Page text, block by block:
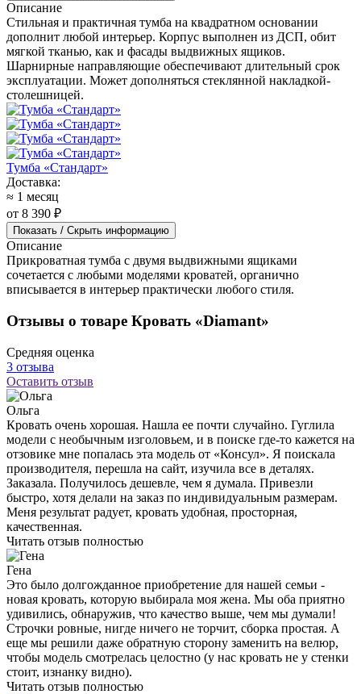
Описание
Стильная и практичная тумба на квадратном основании
дополнит любой интерьер. Корпус выполнен из ДСП, обит
мягкой тканью, как и фасады выдвижных ящиков.
Шарнирные направляющие обеспечивают длительный срок
эксплуатации. Может дополняться стеклянной накладкой-
столешницей.
Тумба «Стандарт»
Доставка:
≈ 1 месяц
от 8 390 ₽
Показать / Скрыть информацию
Описание
Прикроватная тумба с двумя выдвижными ящиками
сочетается с любыми моделями кроватей, органично
вписывается в интерьер практически любого стиля.
Отзывы о товаре Кровать «Diamant»
Средняя оценка
3 отзыва
Оставить отзыв
Ольга
Кровать очень хорошая. Нашла ее почти случайно. Гуглила
модели с необычным изголовьем, и в поиске где-то кажется на
отзовике мне попалась эта модель от «Консул». Я поискала
производителя, перешла на сайт, изучила все в деталях.
Заказала. Получилось дешевле, чем я думала. Привезли
быстро, хотя делали на заказ по индивидуальным размерам.
Меня результат радует, кровать удобная, просторная,
качественная.
Читать отзыв полностью
Гена
Это было долгожданное приобретение для нашей семьи -
новая кровать, которую выбирала моя жена. Мы оба приятно
удивились, обнаружив, что качество выше, чем мы думали!
Строчки ровные, нигде ничего не торчит, сборка простая. А
еще мы решили даже обратную сторону заменить на велюр,
чтобы модель смотрелась целостно (у нас кровать не у стенки
стоит, изнанку видно).
Читать отзыв полностью